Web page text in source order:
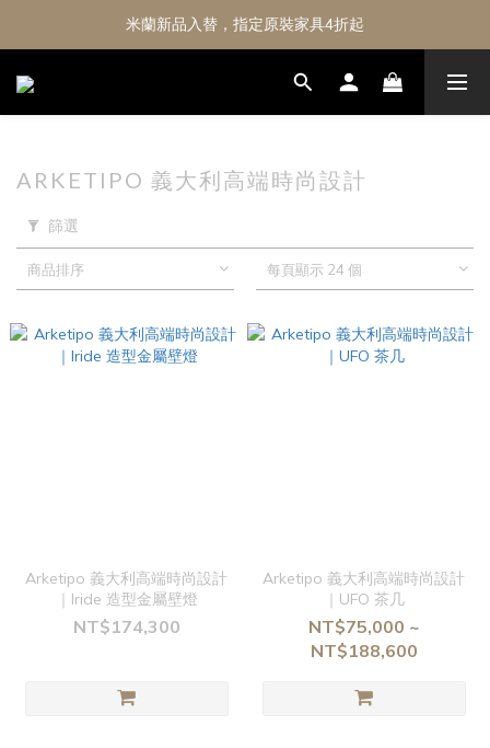
米蘭新品入替，指定原裝家具4折起
ARKETIPO 義大利高端時尚設計
篩選
商品排序 每頁顯示 24 個
Arketipo 義大利高端時尚設計
｜Iride 造型金屬壁燈
NT$174,300
Arketipo 義大利高端時尚設計
｜UFO 茶几
NT$75,000 ~
NT$188,600